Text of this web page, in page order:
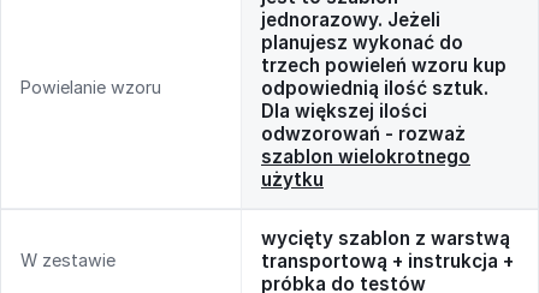
Powielanie wzoru
jednorazowy. Jeżeli
planujesz wykonać do
trzech powieleń wzoru kup
odpowiednią ilość sztuk.
Dla większej ilości
odwzorowań - rozważ
szablon wielokrotnego
użytku
W zestawie
wycięty szablon z warstwą
transportową + instrukcja +
próbka do testów